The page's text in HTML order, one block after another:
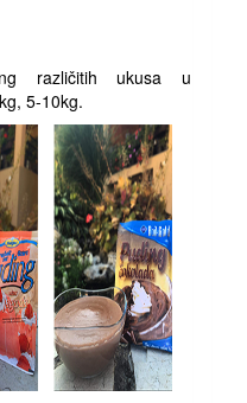
različitih ukusa u
5-10kg.